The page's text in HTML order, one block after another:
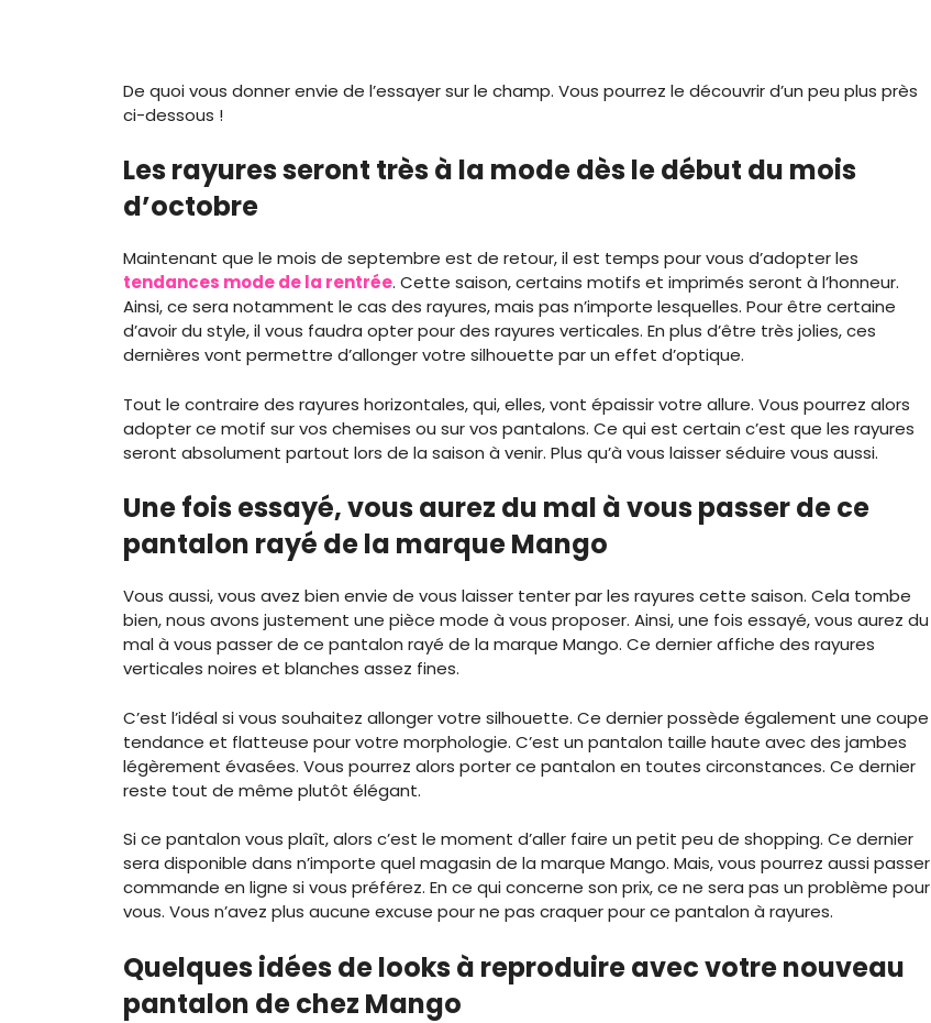
De quoi vous donner envie de l’essayer sur le champ. Vous pourrez le découvrir d’un peu plus près
ci-dessous !
Les rayures seront très à la mode dès le début du mois
d’octobre
Maintenant que le mois de septembre est de retour, il est temps pour vous d’adopter les
tendances mode de la rentrée. Cette saison, certains motifs et imprimés seront à l’honneur.
Ainsi, ce sera notamment le cas des rayures, mais pas n’importe lesquelles. Pour être certaine
d’avoir du style, il vous faudra opter pour des rayures verticales. En plus d’être très jolies, ces
dernières vont permettre d’allonger votre silhouette par un effet d’optique.
Tout le contraire des rayures horizontales, qui, elles, vont épaissir votre allure. Vous pourrez alors
adopter ce motif sur vos chemises ou sur vos pantalons. Ce qui est certain c’est que les rayures
seront absolument partout lors de la saison à venir. Plus qu’à vous laisser séduire vous aussi.
Une fois essayé, vous aurez du mal à vous passer de ce
pantalon rayé de la marque Mango
Vous aussi, vous avez bien envie de vous laisser tenter par les rayures cette saison. Cela tombe
bien, nous avons justement une pièce mode à vous proposer. Ainsi, une fois essayé, vous aurez du
mal à vous passer de ce pantalon rayé de la marque Mango. Ce dernier affiche des rayures
verticales noires et blanches assez fines.
C’est l’idéal si vous souhaitez allonger votre silhouette. Ce dernier possède également une coupe
tendance et flatteuse pour votre morphologie. C’est un pantalon taille haute avec des jambes
légèrement évasées. Vous pourrez alors porter ce pantalon en toutes circonstances. Ce dernier
reste tout de même plutôt élégant.
Si ce pantalon vous plaît, alors c’est le moment d’aller faire un petit peu de shopping. Ce dernier
sera disponible dans n’importe quel magasin de la marque Mango. Mais, vous pourrez aussi passer
commande en ligne si vous préférez. En ce qui concerne son prix, ce ne sera pas un problème pour
vous. Vous n’avez plus aucune excuse pour ne pas craquer pour ce pantalon à rayures.
Quelques idées de looks à reproduire avec votre nouveau
pantalon de chez Mango